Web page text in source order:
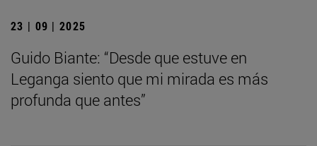
23 | 09 | 2025
Guido Biante: “Desde que estuve en
Leganga siento que mi mirada es más
profunda que antes”